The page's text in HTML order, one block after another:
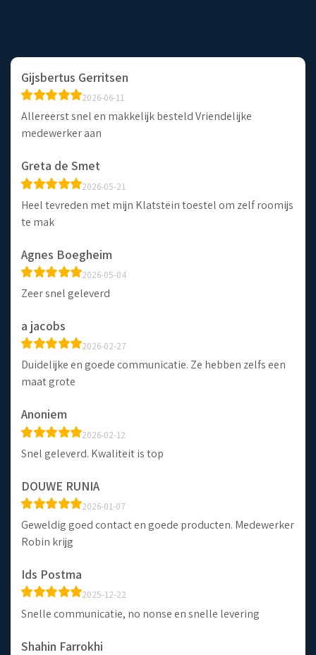
Gijsbertus Gerritsen
2026-06-11
Allereerst snel en makkelijk besteld Vriendelijke
medewerker aan
Greta de Smet
2026-05-21
Heel tevreden met mijn Klatstëin toestel om zelf roomijs
te mak
Agnes Boegheim
2026-05-04
Zeer snel geleverd
a jacobs
2026-02-27
Duidelijke en goede communicatie. Ze hebben zelfs een
maat grote
Anoniem
2026-02-12
Snel geleverd. Kwaliteit is top
DOUWE RUNIA
2026-01-07
Geweldig goed contact en goede producten. Medewerker
Robin krijg
Ids Postma
2025-12-22
Snelle communicatie, no nonse en snelle levering
Shahin Farrokhi